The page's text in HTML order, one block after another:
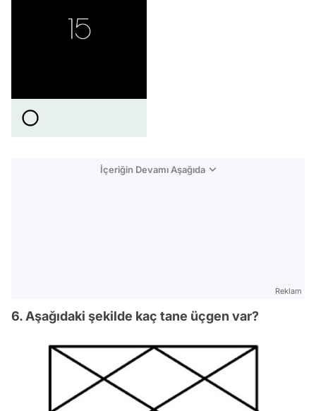
İçeriğin Devamı Aşağıda
Reklam
6. Aşağıdaki şekilde kaç tane üçgen var?